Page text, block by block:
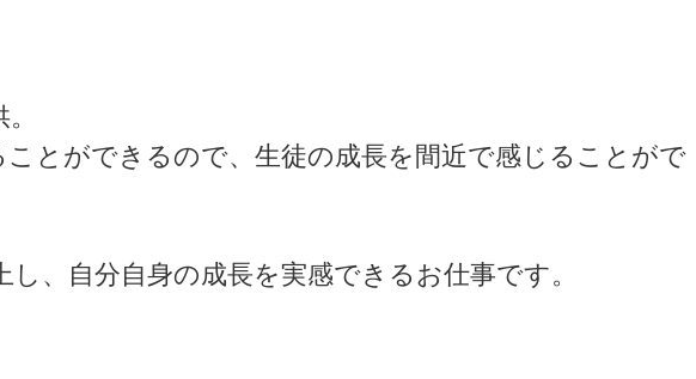
とができるので、生徒の成長を間近で感じることがで
、自分自身の成長を実感できるお仕事です。